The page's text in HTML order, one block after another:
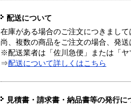
配送について
在庫がある場合のご注文につきまし
尚、複数の商品をご注文の場合、発
※配送業者は「佐川急便」または「
⇒配送について詳しくはこちら
見積書・請求書・納品書等の発行に